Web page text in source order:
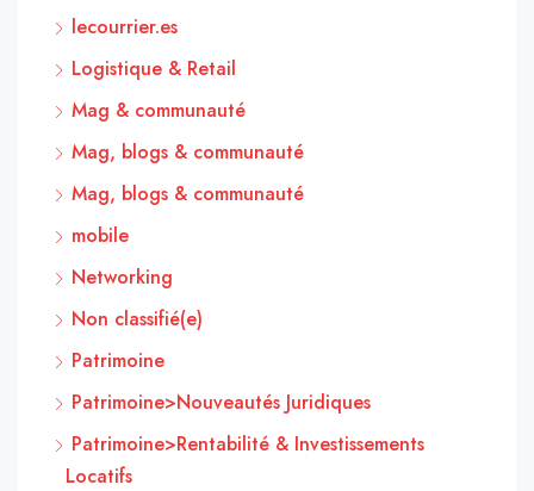
lecourrier.es
Logistique & Retail
Mag & communauté
Mag, blogs & communauté
Mag, blogs & communauté
mobile
Networking
Non classifié(e)
Patrimoine
Patrimoine>Nouveautés Juridiques
Patrimoine>Rentabilité & Investissements
Locatifs